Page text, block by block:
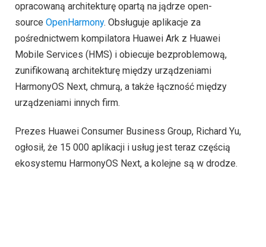
opracowaną architekturę opartą na jądrze open-
source OpenHarmony. Obsługuje aplikacje za
pośrednictwem kompilatora Huawei Ark z Huawei
Mobile Services (HMS) i obiecuje bezproblemową,
zunifikowaną architekturę między urządzeniami
HarmonyOS Next, chmurą, a także łączność między
urządzeniami innych firm.
Prezes Huawei Consumer Business Group, Richard Yu,
ogłosił, że 15 000 aplikacji i usług jest teraz częścią
ekosystemu HarmonyOS Next, a kolejne są w drodze.